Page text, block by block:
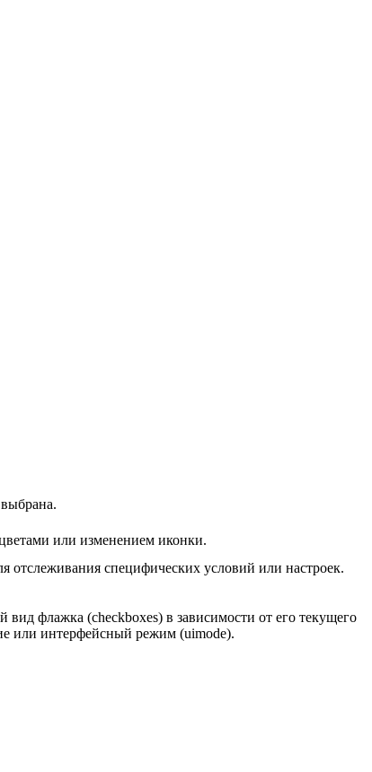
или изменением иконки.
отслеживания специфических условий или настроек.
флажка (checkboxes) в зависимости от его текущего
или интерфейсный режим (uimode).